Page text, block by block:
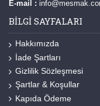
E-mail :
BILGI SAYFALARI
Hakkımızda
İade Şartları
Gizlilik Sözleşmesi
Şartlar & Koşullar
Kapıda Ödeme